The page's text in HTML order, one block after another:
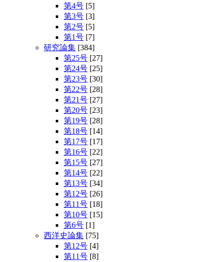
第4号 [5]
第3号 [3]
第2号 [5]
第1号 [7]
研究論集 [384]
第25号 [27]
第24号 [25]
第23号 [30]
第22号 [28]
第21号 [27]
第20号 [23]
第19号 [28]
第18号 [14]
第17号 [17]
第16号 [22]
第15号 [27]
第14号 [22]
第13号 [34]
第12号 [26]
第11号 [18]
第10号 [15]
第6号 [1]
西洋史論集 [75]
第12号 [4]
第11号 [8]